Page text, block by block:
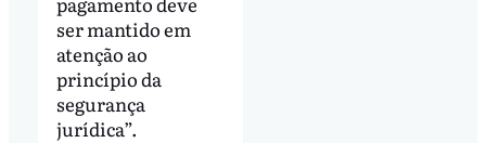
ser mantido em
atenção ao
princípio da
segurança
jurídica”.